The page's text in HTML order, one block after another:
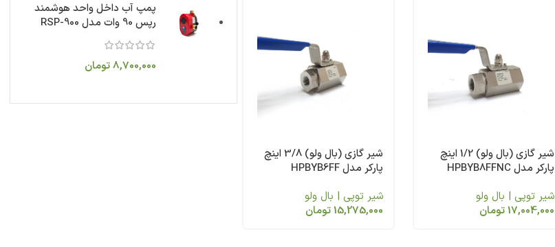
شیر گازی (بال ولو) 1/2 اینچ
پارکر مدل HPBYB8FFNC
شیر توپی | بال ولو
17,004,000تومان
شیر گازی (بال ولو) 3/8 اینچ
پارکر مدل HPBYB6FF
شیر توپی | بال ولو
15,275,000تومان
پمپ آب داخل واحد هوشمند
رپس 90 وات مدل RSP-900
8,700,000تومان